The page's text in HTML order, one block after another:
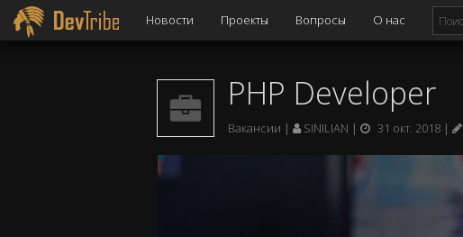
Новости Проекты Вопросы О нас
PHP Developer
Вакансии SINILIAN 31 окт. 2018